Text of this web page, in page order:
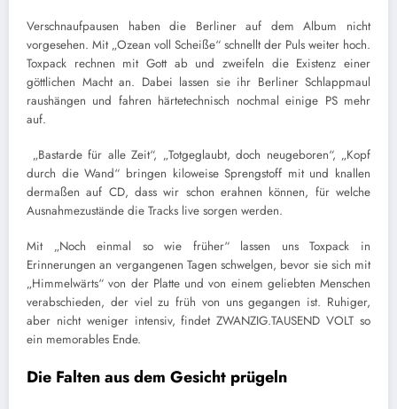
Verschnaufpausen haben die Berliner auf dem Album nicht
vorgesehen. Mit „Ozean voll Scheiße“ schnellt der Puls weiter hoch.
Toxpack rechnen mit Gott ab und zweifeln die Existenz einer
göttlichen Macht an. Dabei lassen sie ihr Berliner Schlappmaul
raushängen und fahren härtetechnisch nochmal einige PS mehr
auf.
„Bastarde für alle Zeit“, „Totgeglaubt, doch neugeboren“, „Kopf
durch die Wand“ bringen kiloweise Sprengstoff mit und knallen
dermaßen auf CD, dass wir schon erahnen können, für welche
Ausnahmezustände die Tracks live sorgen werden.
Mit „Noch einmal so wie früher“ lassen uns Toxpack in
Erinnerungen an vergangenen Tagen schwelgen, bevor sie sich mit
„Himmelwärts“ von der Platte und von einem geliebten Menschen
verabschieden, der viel zu früh von uns gegangen ist. Ruhiger,
aber nicht weniger intensiv, findet ZWANZIG.TAUSEND VOLT so
ein memorables Ende.
Die Falten aus dem Gesicht prügeln